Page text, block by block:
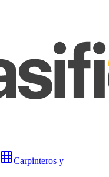
Carpinteros y